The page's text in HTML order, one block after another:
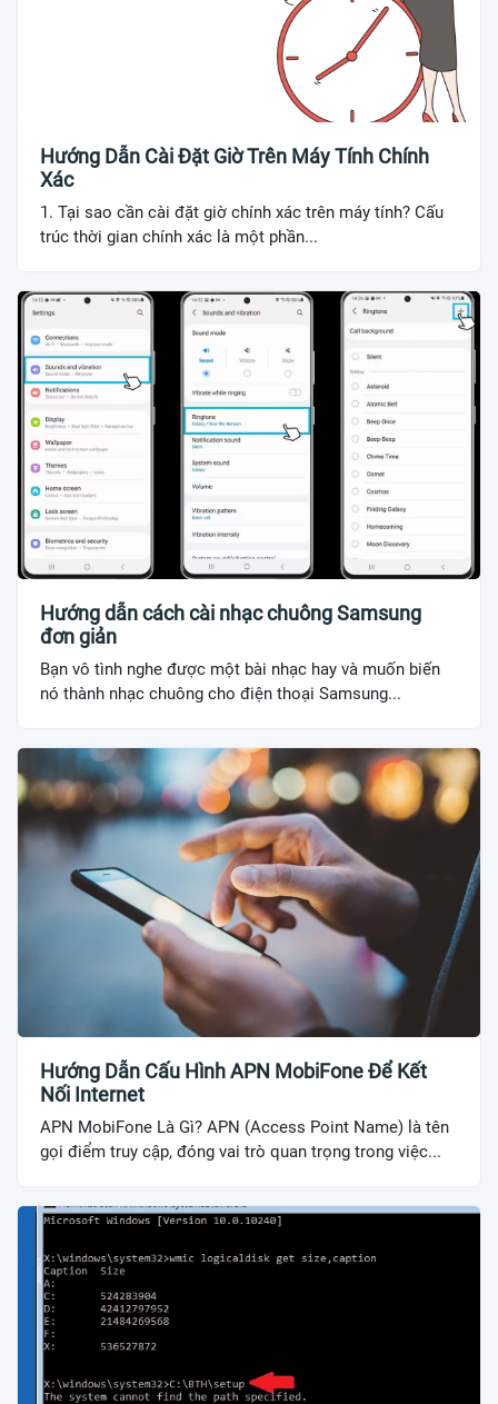
Hướng Dẫn Cài Đặt Giờ Trên Máy Tính Chính
Xác
1. Tại sao cần cài đặt giờ chính xác trên máy tính? Cấu
trúc thời gian chính xác là một phần...
Hướng dẫn cách cài nhạc chuông Samsung
đơn giản
Bạn vô tình nghe được một bài nhạc hay và muốn biến
nó thành nhạc chuông cho điện thoại Samsung...
Hướng Dẫn Cấu Hình APN MobiFone Để Kết
Nối Internet
APN MobiFone Là Gì? APN (Access Point Name) là tên
gọi điểm truy cập, đóng vai trò quan trọng trong việc...